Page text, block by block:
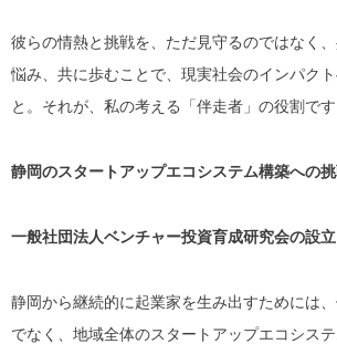
彼らの情熱と挑戦を、ただ見守るのではなく
悩み、共に歩むことで、現実社会のインパク
と。それが、私の考える「伴走者」の役割です
静岡のスタートアップエコシステム構築への
一般社団法人ベンチャー投資育成研究会の設立
静岡から継続的に起業家を生み出すためには
でなく、地域全体のスタートアップエコシス